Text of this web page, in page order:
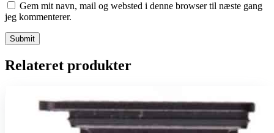
Gem mit navn, mail og websted i denne browser til næste gang
jeg kommenterer.
Relateret produkter